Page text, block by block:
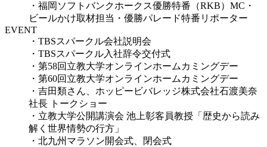
・福岡ソフトバンクホークス優勝特番（RKB）MC・
ビールかけ取材担当・優勝パレード特番リポーター
EVENT
・TBSスパークル会社説明会
・TBSスパークル入社辞令交付式
・第58回立教大学オンラインホームカミングデー
・第60回立教大学オンラインホームカミングデー
・吉田類さん、ホッピービバレッジ株式会社石渡美奈
社長 トークショー
・立教大学公開講演会 池上彰客員教授「歴史から読み
解く世界情勢の行方」
・北九州マラソン開会式、閉会式